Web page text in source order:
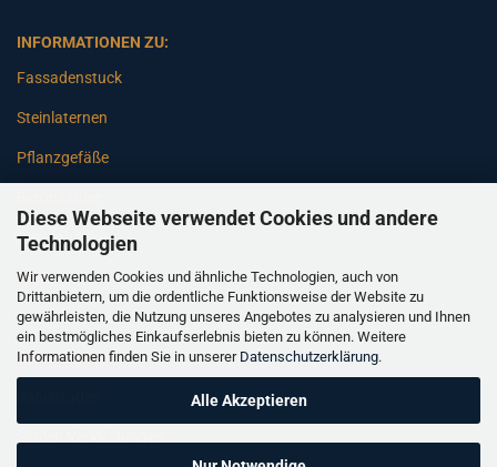
Diese Webseite verwendet Cookies und andere
Technologien
Wir verwenden Cookies und ähnliche Technologien, auch von
Drittanbietern, um die ordentliche Funktionsweise der Website zu
gewährleisten, die Nutzung unseres Angebotes zu analysieren und Ihnen
ein bestmögliches Einkaufserlebnis bieten zu können. Weitere
Informationen finden Sie in unserer Datenschutzerklärung.
Alle Akzeptieren
INFORMATIONEN ZU:
Fassadenstuck
Steinlaternen
Pflanzgefäße
Gartenbänke
Pfeiler
Gartenbrunnen
Gartenfiguren